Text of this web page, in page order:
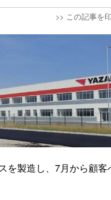
>> この記事を
を製造し、7月から顧客